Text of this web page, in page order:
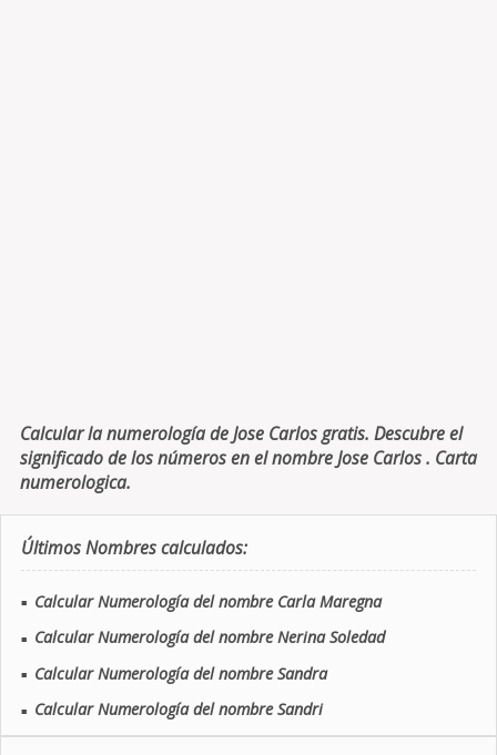
Calcular la numerología de Jose Carlos gratis. Descubre el
significado de los números en el nombre Jose Carlos . Carta
numerologica.
Últimos Nombres calculados:
■ Calcular Numerología del nombre Carla Maregna
■ Calcular Numerología del nombre Nerina Soledad
■ Calcular Numerología del nombre Sandra
■ Calcular Numerología del nombre Sandri